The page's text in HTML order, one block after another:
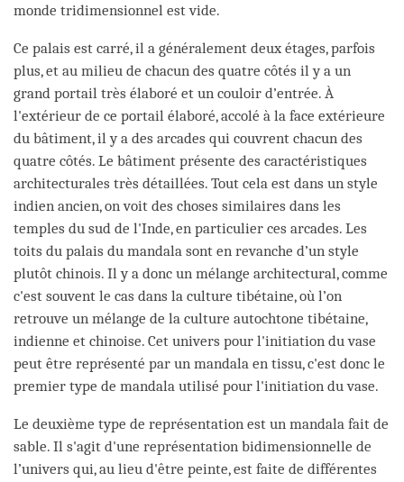
monde tridimensionnel est vide.
Ce palais est carré, il a généralement deux étages, parfois
plus, et au milieu de chacun des quatre côtés il y a un
grand portail très élaboré et un couloir d’entrée. À
l'extérieur de ce portail élaboré, accolé à la face extérieure
du bâtiment, il y a des arcades qui couvrent chacun des
quatre côtés. Le bâtiment présente des caractéristiques
architecturales très détaillées. Tout cela est dans un style
indien ancien, on voit des choses similaires dans les
temples du sud de l'Inde, en particulier ces arcades. Les
toits du palais du mandala sont en revanche d’un style
plutôt chinois. Il y a donc un mélange architectural, comme
c'est souvent le cas dans la culture tibétaine, où l’on
retrouve un mélange de la culture autochtone tibétaine,
indienne et chinoise. Cet univers pour l'initiation du vase
peut être représenté par un mandala en tissu, c'est donc le
premier type de mandala utilisé pour l'initiation du vase.
Le deuxième type de représentation est un mandala fait de
sable. Il s'agit d'une représentation bidimensionnelle de
l’univers qui, au lieu d'être peinte, est faite de différentes